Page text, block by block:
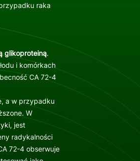
raka
glikoproteiną.
i komórkach
CA 72-4
a w przypadku
W
jest
radykalności
72-4 obserwuje